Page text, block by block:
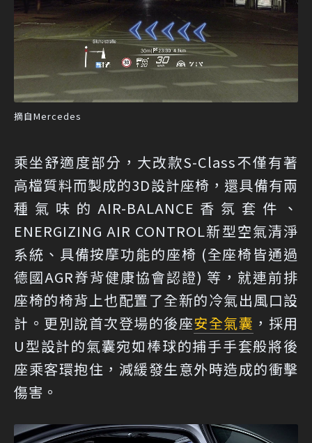
摘自Mercedes
乘坐舒適度部分，大改款S-Class不僅有著
高檔質料而製成的3D設計座椅，還具備有兩
種氣味的AIR-BALANCE香氛套件、
ENERGIZING AIR CONTROL新型空氣清淨
系統、具備按摩功能的座椅 (全座椅皆通過
德國AGR脊背健康協會認證) 等，就連前排
座椅的椅背上也配置了全新的冷氣出風口設
計。更別說首次登場的後座安全氣囊 ，採用
U型設計的氣囊宛如棒球的捕手手套般將後
座乘客環抱住，減緩發生意外時造成的衝擊
傷害。